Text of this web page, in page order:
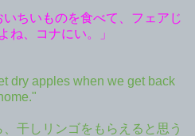
ちいものを食べて、フェアじ
ね、コナにい。」
dry apples when we get back
干しリンゴをもらえると思う